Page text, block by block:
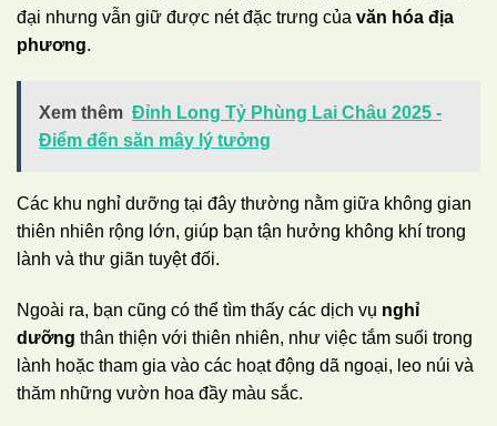
đại nhưng vẫn giữ được nét đặc trưng của văn hóa địa
phương.
Xem thêm Đỉnh Long Tỷ Phùng Lai Châu 2025 -
Điểm đến săn mây lý tưởng
Các khu nghỉ dưỡng tại đây thường nằm giữa không gian
thiên nhiên rộng lớn, giúp bạn tận hưởng không khí trong
lành và thư giãn tuyệt đối.
Ngoài ra, bạn cũng có thể tìm thấy các dịch vụ nghỉ
dưỡng thân thiện với thiên nhiên, như việc tắm suối trong
lành hoặc tham gia vào các hoạt động dã ngoại, leo núi và
thăm những vườn hoa đầy màu sắc.